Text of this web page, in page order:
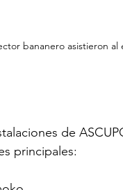
bananero asistieron al
de
principales: